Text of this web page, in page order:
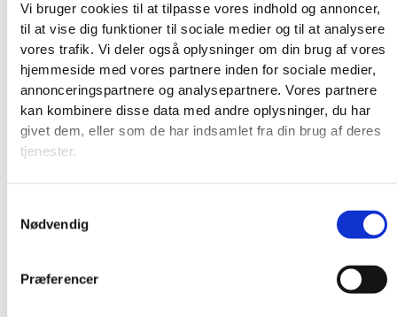
Vi bruger cookies til at tilpasse vores indhold og annoncer,
til at vise dig funktioner til sociale medier og til at analysere
vores trafik. Vi deler også oplysninger om din brug af vores
hjemmeside med vores partnere inden for sociale medier,
annonceringspartnere og analysepartnere. Vores partnere
kan kombinere disse data med andre oplysninger, du har
givet dem, eller som de har indsamlet fra din brug af deres
tjenester.
Nødvendig
Præferencer
Eyjar
Bog nr. 44 Læs mere
Snjóborg